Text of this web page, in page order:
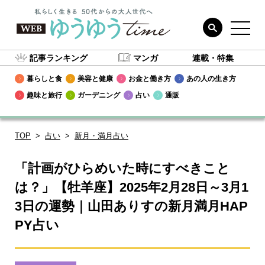
記事ランキング マンガ 連載・特集
暮らしと食 美容と健康 お金と働き方
あの人の生き方
趣味と旅行
ガーデニング 占い 通販
TOP 占い 新月・満月占い
「計画がひらめいた時にすべきこと
は？」【牡羊座】2025年2月28日～3月1
3日の運勢｜山田ありすの新月満月HAP
PY占い